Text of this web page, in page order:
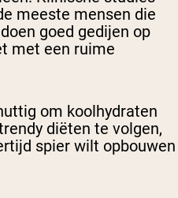
meeste mensen die
goed gedijen op
met een ruime
om koolhydraten
diëten te volgen,
spier wilt opbouwen